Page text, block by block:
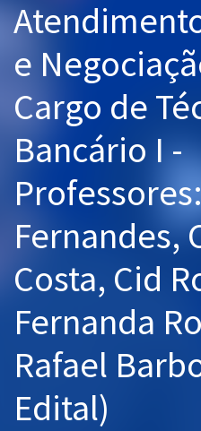
Graduação
OAB
Questões grátis
Conteúdo gratuito
Aprovados
Atendimento
e
Cargo de
Bancário I -
Fernandes,
Costa, Cid
Fernanda
Rafael
Edital)